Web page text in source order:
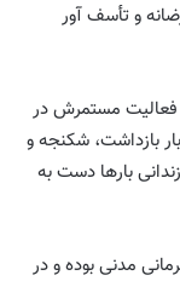
و تأسف آور
فعالیت مستمرش در
بازداشت، شکنجه و
بارها دست به
مدنی بوده و در